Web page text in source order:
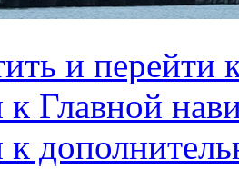
и перейти
к Главной
к